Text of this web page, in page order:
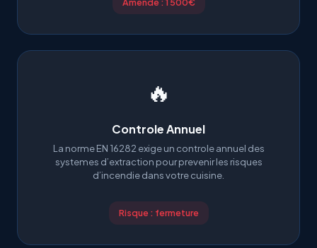
🔥
Controle Annuel
La norme EN 16282 exige un controle annuel des
systemes d’extraction pour prevenir les risques
d’incendie dans votre cuisine.
Risque : fermeture